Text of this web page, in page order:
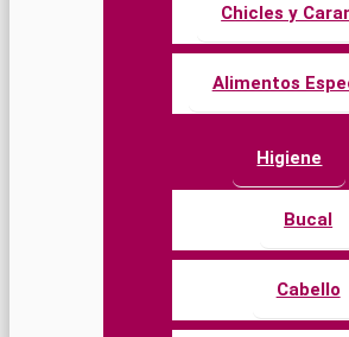
Chicles y
Alimentos
Higiene
Bucal
Cabello